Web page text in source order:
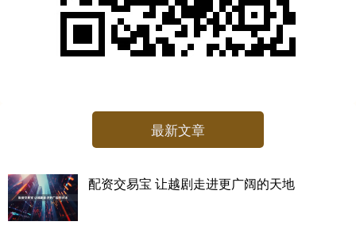
最新文章
配资交易宝 让越剧走进更广阔的天地